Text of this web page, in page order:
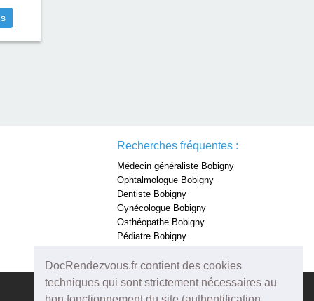
DocRendezvous.fr contient des cookies
techniques qui sont strictement nécessaires au
Recherches fréquentes :
Médecin généraliste Bobigny
Ophtalmologue Bobigny
Dentiste Bobigny
Gynécologue Bobigny
Osthéopathe Bobigny
Pédiatre Bobigny